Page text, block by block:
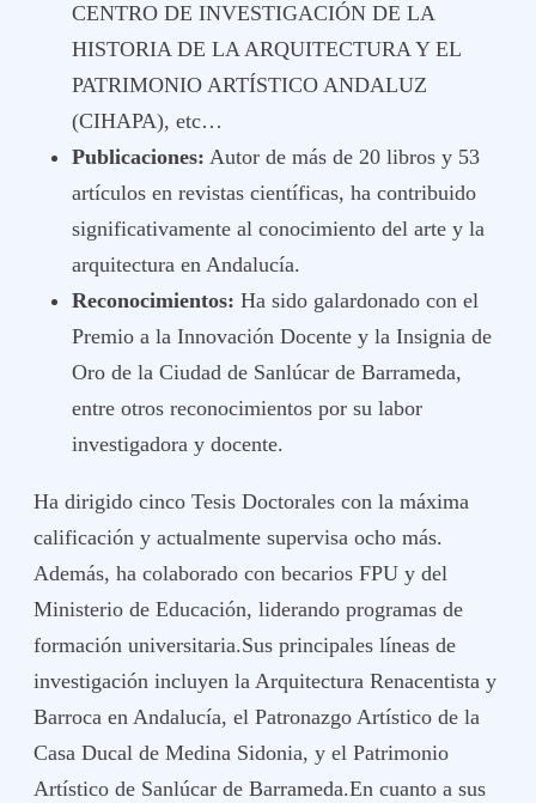
CENTRO DE INVESTIGACIÓN DE LA
HISTORIA DE LA ARQUITECTURA Y EL
PATRIMONIO ARTÍSTICO ANDALUZ
(CIHAPA), etc…
Publicaciones: Autor de más de 20 libros y 53
artículos en revistas científicas, ha contribuido
significativamente al conocimiento del arte y la
arquitectura en Andalucía.
Reconocimientos: Ha sido galardonado con el
Premio a la Innovación Docente y la Insignia de
Oro de la Ciudad de Sanlúcar de Barrameda,
entre otros reconocimientos por su labor
investigadora y docente.
Ha dirigido cinco Tesis Doctorales con la máxima
calificación y actualmente supervisa ocho más.
Además, ha colaborado con becarios FPU y del
Ministerio de Educación, liderando programas de
formación universitaria.Sus principales líneas de
investigación incluyen la Arquitectura Renacentista y
Barroca en Andalucía, el Patronazgo Artístico de la
Casa Ducal de Medina Sidonia, y el Patrimonio
Artístico de Sanlúcar de Barrameda.En cuanto a sus